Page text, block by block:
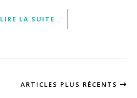
LIRE LA SUITE
ARTICLES PLUS RÉCENTS